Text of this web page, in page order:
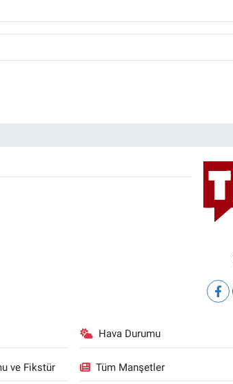
Hava Durumu
ve Fikstür Tüm Manşetler